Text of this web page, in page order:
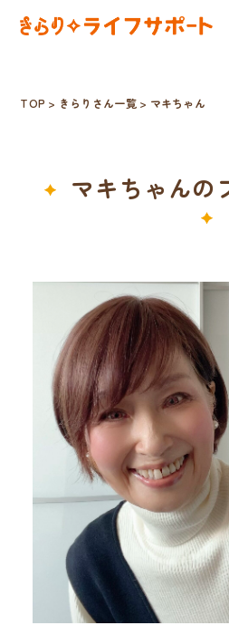
TOP > きらりさん一覧 > マキちゃん
マキちゃんの